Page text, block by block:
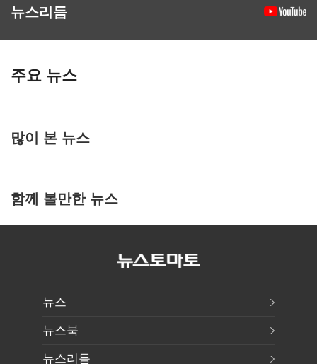
뉴스리듬
주요 뉴스
많이 본 뉴스
함께 볼만한 뉴스
뉴스
뉴스북
뉴스리듬